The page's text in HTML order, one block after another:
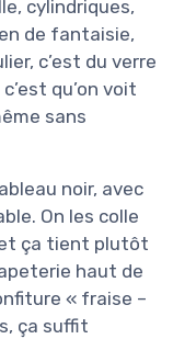
cylindriques,
de fantaisie,
c’est du verre
qu’on voit
sans
noir, avec
On les colle
ça tient plutôt
haut de
« fraise –
ça suffit